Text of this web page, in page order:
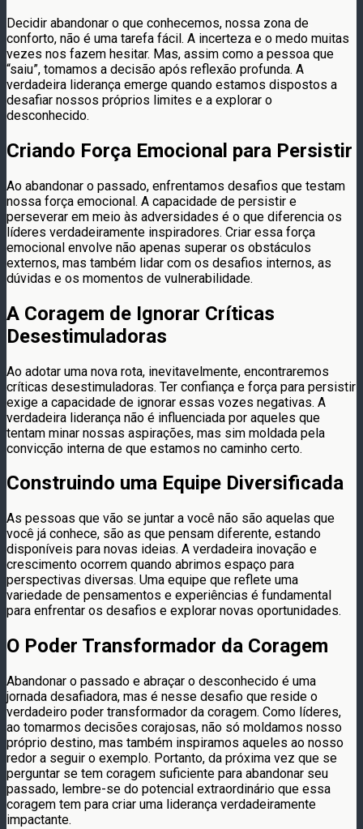
Decidir abandonar o que conhecemos, nossa zona de
conforto, não é uma tarefa fácil. A incerteza e o medo muitas
vezes nos fazem hesitar. Mas, assim como a pessoa que
“saiu”, tomamos a decisão após reflexão profunda. A
verdadeira liderança emerge quando estamos dispostos a
desafiar nossos próprios limites e a explorar o
desconhecido.
Criando Força Emocional para Persistir
Ao abandonar o passado, enfrentamos desafios que testam
nossa força emocional. A capacidade de persistir e
perseverar em meio às adversidades é o que diferencia os
líderes verdadeiramente inspiradores. Criar essa força
emocional envolve não apenas superar os obstáculos
externos, mas também lidar com os desafios internos, as
dúvidas e os momentos de vulnerabilidade.
A Coragem de Ignorar Críticas
Desestimuladoras
Ao adotar uma nova rota, inevitavelmente, encontraremos
críticas desestimuladoras. Ter confiança e força para persistir
exige a capacidade de ignorar essas vozes negativas. A
verdadeira liderança não é influenciada por aqueles que
tentam minar nossas aspirações, mas sim moldada pela
convicção interna de que estamos no caminho certo.
Construindo uma Equipe Diversificada
As pessoas que vão se juntar a você não são aquelas que
você já conhece, são as que pensam diferente, estando
disponíveis para novas ideias. A verdadeira inovação e
crescimento ocorrem quando abrimos espaço para
perspectivas diversas. Uma equipe que reflete uma
variedade de pensamentos e experiências é fundamental
para enfrentar os desafios e explorar novas oportunidades.
O Poder Transformador da Coragem
Abandonar o passado e abraçar o desconhecido é uma
jornada desafiadora, mas é nesse desafio que reside o
verdadeiro poder transformador da coragem. Como líderes,
ao tomarmos decisões corajosas, não só moldamos nosso
próprio destino, mas também inspiramos aqueles ao nosso
redor a seguir o exemplo. Portanto, da próxima vez que se
perguntar se tem coragem suficiente para abandonar seu
passado, lembre-se do potencial extraordinário que essa
coragem tem para criar uma liderança verdadeiramente
impactante.